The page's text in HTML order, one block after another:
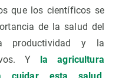
que los científicos se
de la salud del
productividad y la
Y
la agricultura